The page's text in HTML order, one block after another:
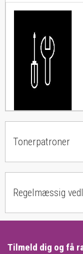
Tonerpatroner
Regelmæssig
Tilmeld dig og få